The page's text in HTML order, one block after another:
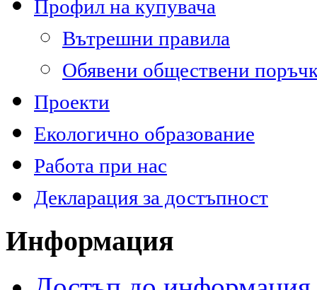
Профил на купувача
Вътрешни правила
Обявени обществени
Проекти
Екологично образование
Работа при нас
Декларация за достъпност
Информация